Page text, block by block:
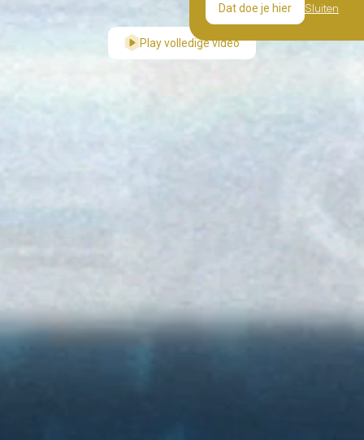
Play volledige video
Dat doe je hier Sluiten